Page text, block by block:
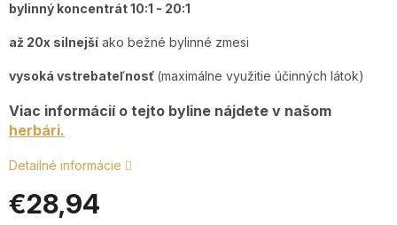
bylinný koncentrát 10:1 - 20:1
až 20x silnejší ako bežné bylinné zmesi
vysoká vstrebateľnosť (maximálne využitie účinných látok)
Viac informácií o tejto byline nájdete v našom
herbári.
Detailné informácie
€28,94